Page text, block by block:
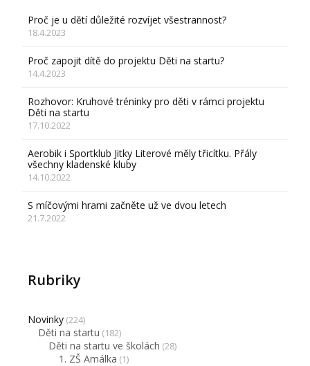
Proč je u dětí důležité rozvíjet všestrannost?
18.4.2023
Proč zapojit dítě do projektu Děti na startu?
14.4.2023
Rozhovor: Kruhové tréninky pro děti v rámci projektu
Děti na startu
17.10.2022
Aerobik i Sportklub Jitky Literové měly třicítku. Přály
všechny kladenské kluby
14.10.2022
S míčovými hrami začněte už ve dvou letech
21.7.2022
Rubriky
Novinky (224)
Děti na startu (182)
Děti na startu ve školách (28)
1. ZŠ Amálka (1)